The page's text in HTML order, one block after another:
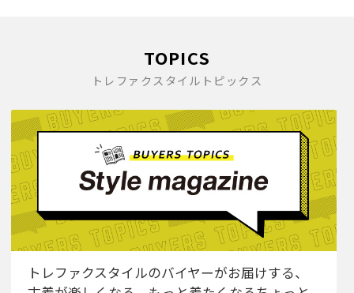
TOPICS
トレファクスタイルトピックス
トレファクスタイルのバイヤーがお届けする、